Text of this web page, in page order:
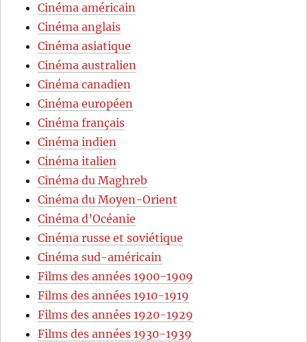
Cinéma américain
Cinéma anglais
Cinéma asiatique
Cinéma australien
Cinéma canadien
Cinéma européen
Cinéma français
Cinéma indien
Cinéma italien
Cinéma du Maghreb
Cinéma du Moyen-Orient
Cinéma d’Océanie
Cinéma russe et soviétique
Cinéma sud-américain
Films des années 1900-1909
Films des années 1910-1919
Films des années 1920-1929
Films des années 1930-1939